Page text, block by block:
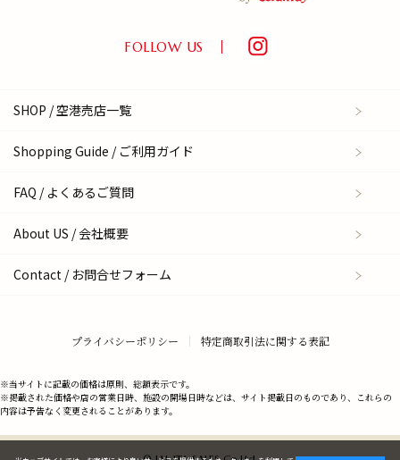
FOLLOW US
SHOP / 空港売店一覧
Shopping Guide / ご利用ガイド
FAQ / よくあるご質問
About US / 会社概要
Contact / お問合せフォーム
プライバシーポリシー 特定商取引法に関する表記
※当サイトに記載の価格は原則、総額表示です。
※掲載された価格や店の営業日時、施設の開場日時などは、サイト掲載日のものであり、これらの
内容は予告なく変更されることがあります。